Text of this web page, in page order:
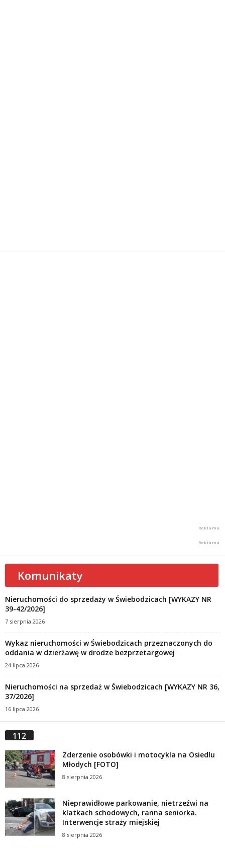
Komunikaty
Nieruchomości do sprzedaży w Świebodzicach [WYKAZY NR
39-42/2026]
7 sierpnia 2026
Wykaz nieruchomości w Świebodzicach przeznaczonych do
oddania w dzierżawę w drodze bezprzetargowej
24 lipca 2026
Nieruchomości na sprzedaż w Świebodzicach [WYKAZY NR 36,
37/2026]
16 lipca 2026
112
Zderzenie osobówki i motocykla na Osiedlu
Młodych [FOTO]
8 sierpnia 2026
Nieprawidłowe parkowanie, nietrzeźwi na
klatkach schodowych, ranna seniorka.
Interwencje straży miejskiej
8 sierpnia 2026